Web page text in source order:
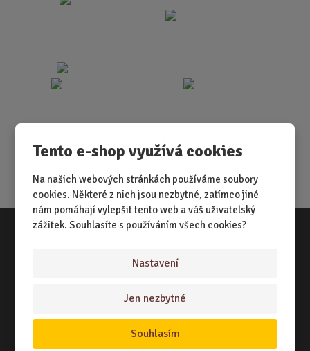
Tento e-shop využívá cookies
Na našich webových stránkách používáme soubory
cookies. Některé z nich jsou nezbytné, zatímco jiné
nám pomáhají vylepšit tento web a váš uživatelský
zážitek. Souhlasíte s používáním všech cookies?
Nastavení
Jen nezbytné
Souhlasím
Vše o nákupu
TERMÍNY ODESLÁNÍ ZBOŽÍ
ZPŮSOB DORUČENÍ